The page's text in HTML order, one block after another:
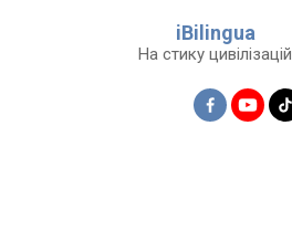
iBilingua
На стику цивілізацій